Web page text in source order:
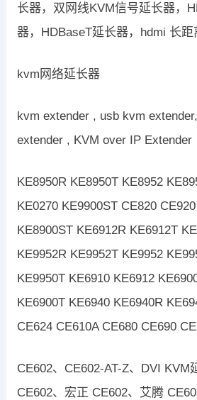
长器，双网线KVM信号延长器，
器，HDBaseT延长器，hdmi 长距
kvm网络延长器
kvm extender , usb kvm
extender , KVM over IP Extender
KE8950R KE8950T KE8952
KE0270 KE9900ST CE820
KE8900ST KE6912R KE6912T
KE9952R KE9952T KE9952
KE9950T KE6910 KE6912
KE6900T KE6940 KE6940R
CE624 CE610A CE680 CE690
CE602、CE602-AT-Z、DVI KVM
CE602、宏正 CE602、艾腾